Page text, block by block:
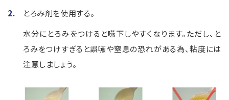
とろみ剤を使用する。
水分にとろみをつけると嚥下しやすくなります。ただし、と
ろみをつけすぎると誤嚥や窒息の恐れがある為、粘度には
注意しましょう。